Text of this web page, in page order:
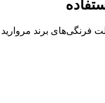
فرنگی‌های برند